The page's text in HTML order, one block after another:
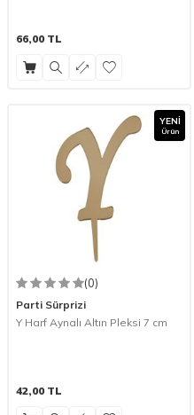
66,00 TL
YENI
Ürün
(0)
Parti Sürprizi
Y Harf Aynalı Altın Pleksi 7 cm
42,00 TL